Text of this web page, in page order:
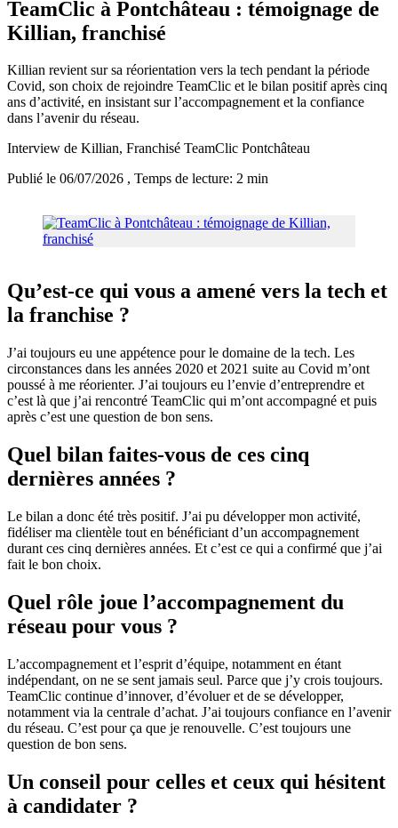
TeamClic à Pontchâteau : témoignage de
Killian, franchisé
Killian revient sur sa réorientation vers la tech pendant la période
Covid, son choix de rejoindre TeamClic et le bilan positif après cinq
ans d’activité, en insistant sur l’accompagnement et la confiance
dans l’avenir du réseau.
Interview de Killian, Franchisé TeamClic Pontchâteau
Publié le 06/07/2026 , Temps de lecture: 2 min
Qu’est‑ce qui vous a amené vers la tech et
la franchise ?
J’ai toujours eu une appétence pour le domaine de la tech. Les
circonstances dans les années 2020 et 2021 suite au Covid m’ont
poussé à me réorienter. J’ai toujours eu l’envie d’entreprendre et
c’est là que j’ai rencontré TeamClic qui m’ont accompagné et puis
après c’est une question de bon sens.
Quel bilan faites‑vous de ces cinq
dernières années ?
Le bilan a donc été très positif. J’ai pu développer mon activité,
fidéliser ma clientèle tout en bénéficiant d’un accompagnement
durant ces cinq dernières années. Et c’est ce qui a confirmé que j’ai
fait le bon choix.
Quel rôle joue l’accompagnement du
réseau pour vous ?
L’accompagnement et l’esprit d’équipe, notamment en étant
indépendant, on ne se sent jamais seul. Parce que j’y crois toujours.
TeamClic continue d’innover, d’évoluer et de se développer,
notamment via la centrale d’achat. J’ai toujours confiance en l’avenir
du réseau. C’est pour ça que je renouvelle. C’est toujours une
question de bon sens.
Un conseil pour celles et ceux qui hésitent
à candidater ?